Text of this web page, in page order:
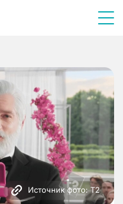
Источник фото: Т2